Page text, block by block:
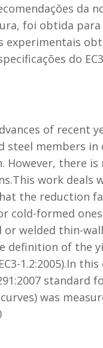
da
foi obtida
experimentais
do
of
members
there
work
the reduction
cold-formed
welded thin-
definition of
1.2:2005).In
was